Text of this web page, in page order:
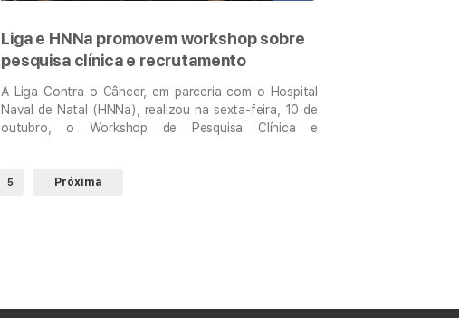
Liga e HNNa promovem workshop sobre
pesquisa clínica e recrutamento
A Liga Contra o Câncer, em parceria com o Hospital
Naval de Natal (HNNa), realizou na sexta-feira, 10 de
outubro, o Workshop de Pesquisa Clínica e
científica entre as instituições e promover a
5 Próxima